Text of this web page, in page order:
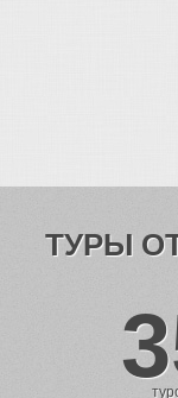
ТУРЫ ОТ